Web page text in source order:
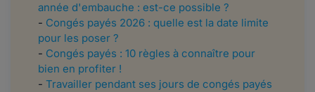
année d'embauche : est-ce possible ?
- Congés payés 2026 : quelle est la date limite
pour les poser ?
- Congés payés : 10 règles à connaître pour
bien en profiter !
- Travailler pendant ses jours de congés payés